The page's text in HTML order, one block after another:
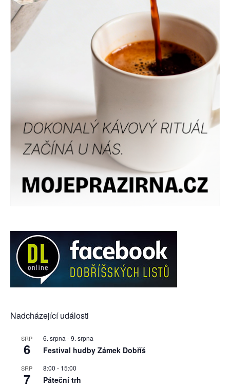
Nadcházející události
SRP
6
6. srpna -9. srpna
Festival hudby Zámek Dobříš
SRP
7
8:00 - 15:00
Páteční trh